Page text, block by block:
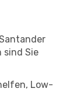
sind Sie
Low-